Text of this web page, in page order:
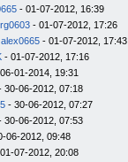
- 01-07-2012, 16:39
- 01-07-2012, 17:26
alex0665 - 01-07-2012, 17:43
- 01-07-2012, 17:16
01-2014, 19:31
30-06-2012, 07:18
- 30-06-2012, 07:27
30-06-2012, 07:53
06-2012, 09:48
07-2012, 20:08